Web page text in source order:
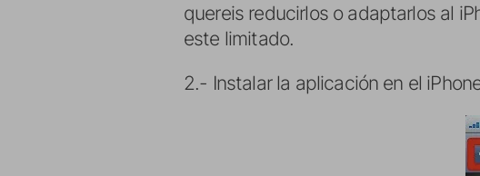
quereis reducirlos o adaptarlos al
este limitado.
2.- Instalar la aplicación en el